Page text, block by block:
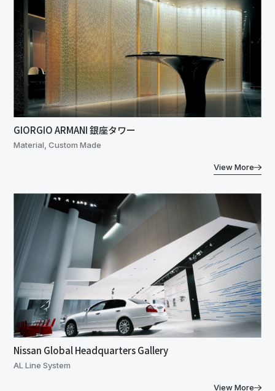
GIORGIO ARMANI 銀座タワー
Material, Custom Made
View More
Nissan Global Headquarters Gallery
AL Line System
View More